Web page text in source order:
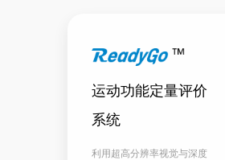
运动功能定量评价
系统
利用超高分辨率视觉与深度